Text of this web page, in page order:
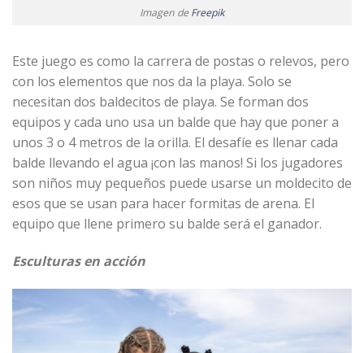
Imagen deFreepik
Este juego es como la carrera de postas o relevos, pero
con los elementos que nos da la playa. Solo se
necesitan dos baldecitos de playa. Se forman dos
equipos y cada uno usa un balde que hay que poner a
unos 3 o 4 metros de la orilla. El desafíe es llenar cada
balde llevando el agua ¡con las manos! Si los jugadores
son niños muy pequeños puede usarse un moldecito de
esos que se usan para hacer formitas de arena. El
equipo que llene primero su balde será el ganador.
Esculturas en acción